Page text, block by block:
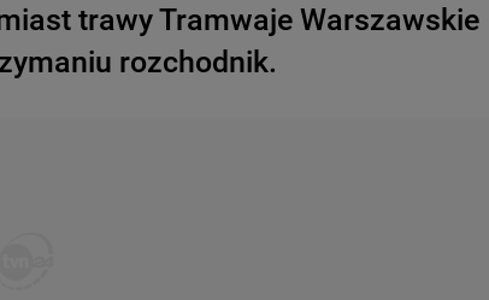
trawy Tramwaje Warszawskie
rozchodnik.